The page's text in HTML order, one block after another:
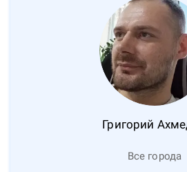
Григорий
Все города